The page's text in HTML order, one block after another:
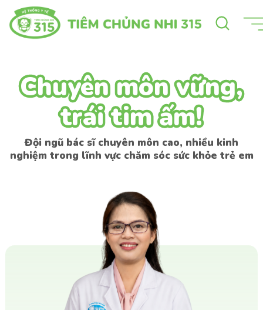
Chuyên môn vững,
trái tim ấm!
Chuyên môn vững,
trái tim ấm!
Đội ngũ bác sĩ chuyên môn cao, nhiều kinh
nghiệm trong lĩnh vực chăm sóc sức khỏe trẻ em